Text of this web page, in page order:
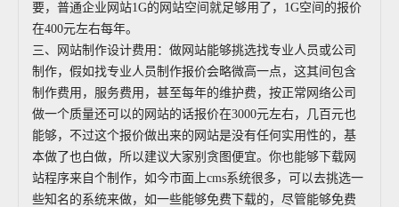
要，普通企业网站1G的网站空间就足够用了，1G空间的报价
在400元左右每年。
三、网站制作设计费用：做网站能够挑选找专业人员或公司
制作，假如找专业人员制作报价会略微高一点，这其间包含
制作费用，服务费用，甚至每年的维护费，按正常网络公司
做一个质量还可以的网站的话报价在3000元左右，几百元也
能够，不过这个报价做出来的网站是没有任何实用性的，基
本做了也白做，所以建议大家别贪图便宜。你也能够下载网
站程序来自个制作，如今市面上cms系统很多，可以去挑选一
些知名的系统来做，如一些能够免费下载的，尽管能够免费